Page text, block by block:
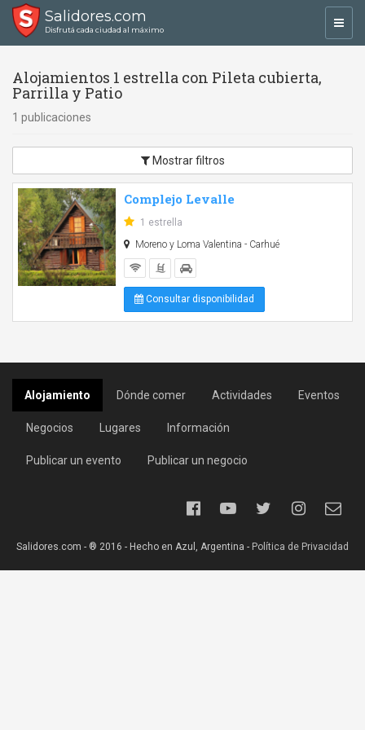
Salidores.com
Disfrutá cada ciudad al máximo
Alojamientos 1 estrella con Pileta cubierta,
Parrilla y Patio
1 publicaciones
Mostrar filtros
Complejo Levalle
1 estrella
Moreno y Loma Valentina - Carhué
Consultar disponibilidad
Alojamiento Dónde comer Actividades Eventos
Negocios Lugares Información
Publicar un evento Publicar un negocio
Salidores.com - ® 2016 - Hecho en Azul, Argentina - Política de Privacidad